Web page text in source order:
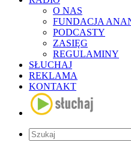
O NAS
FUNDACJA
PODCASTY
ZASIĘG
REGULAMINY
SŁUCHAJ
REKLAMA
KONTAKT